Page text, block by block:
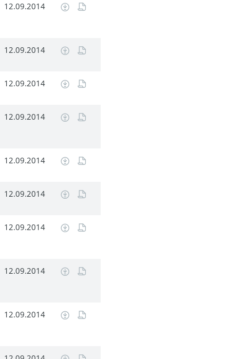
12.09.2014
12.09.2014
12.09.2014
12.09.2014
12.09.2014
12.09.2014
12.09.2014
12.09.2014
12.09.2014